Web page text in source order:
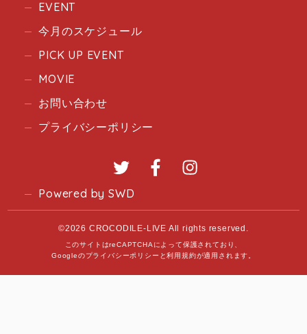
EVENT
今月のスケジュール
PICK UP EVENT
MOVIE
お問い合わせ
プライバシーポリシー
Twitter Facebook
Powered by SWD
©2026 CROCODILE-LIVE All rights reserved.
このサイトはreCAPTCHAによって保護されており、
Googleのプライバシーポリシー と利用規約が適用されます。